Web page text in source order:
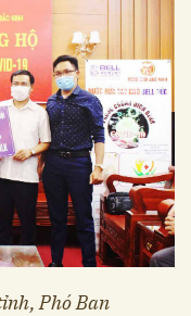
Phó Ban